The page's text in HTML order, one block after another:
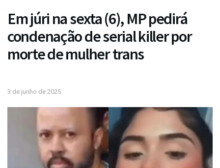
Em júri na sexta (6), MP pedirá
condenação de serial killer por
morte de mulher trans
3 de junho de 2025